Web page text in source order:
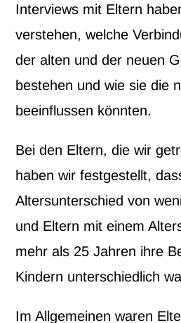
Interviews mit Eltern
verstehen, welche
der alten und der neuen
bestehen und wie sie die
beeinflussen könnten.
Bei den Eltern, die wir
haben wir festgestellt,
Altersunterschied von
und Eltern mit einem
mehr als 25 Jahren ihre
Kindern unterschiedlich
Im Allgemeinen waren